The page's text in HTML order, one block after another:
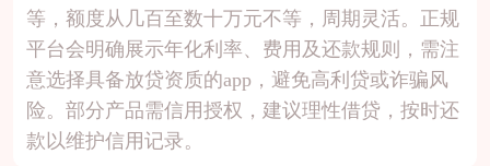
等，额度从几百至数十万元不等，周期灵活。正规
平台会明确展示年化利率、费用及还款规则，需注
意选择具备放贷资质的app，避免高利贷或诈骗风
险。部分产品需信用授权，建议理性借贷，按时还
款以维护信用记录。